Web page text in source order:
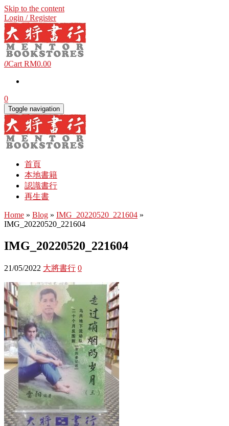
Skip to the content
Login / Register
0Cart RM0.00
0
Toggle navigation
首頁
本地書籍
認識書行
再生書
Home » Blog » IMG_20220520_221604 »
IMG_20220520_221604
IMG_20220520_221604
21/05/2022 大將書行 0